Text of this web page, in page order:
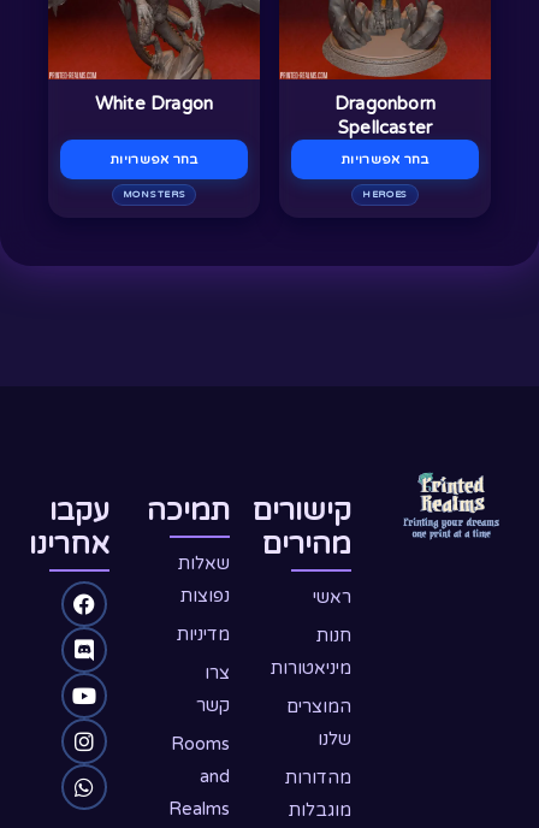
Dragonborn
Spellcaster
בחר אפשרויות
סוגים.
לבחור
האפשרויות
בעמוד
HEROES
White Dragon
בחר אפשרויות
סוגים.
ניתן
לבחור
האפשרויות
בעמוד
MONSTERS
קישורים
מהירים
ראשי
חנות
מיניאטורות
המוצרים
שלנו
מהדורות
מוגבלות
תמיכה
שאלות
נפוצות
מדיניות
צרו
קשר
Rooms
and
Realms
עקבו
אחרינו
F
a
c
e
b
o
o
D
i
s
c
o
r
d
Y
o
u
t
u
b
e
I
n
s
t
a
g
r
W
h
a
t
s
a
p